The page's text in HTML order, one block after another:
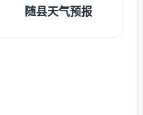
随县天气预报